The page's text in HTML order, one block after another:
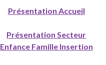
Présentation Accueil
Présentation Secteur
Enfance Famille Insertion